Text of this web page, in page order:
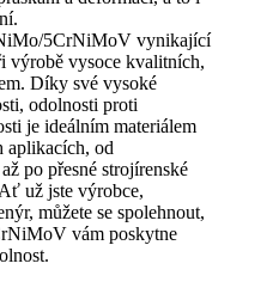
5CrNiMoV vynikající
výrobě vysoce kvalitních,
Díky své vysoké
odolnosti proti
je ideálním materiálem
aplikacích, od
po přesné strojírenské
už jste výrobce,
můžete se spolehnout,
vám poskytne